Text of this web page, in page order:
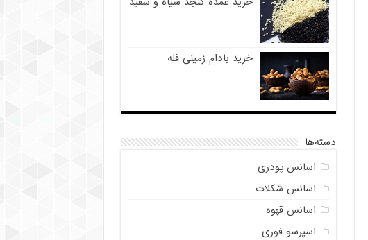
خرید بادام زمینی فله
دسته‌ها
اسانس پودری
اسانس شکلات
اسانس قهوه
اسپرسو فوری